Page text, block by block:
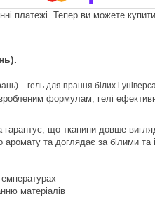
платежі. Тепер ви можете
– гель для прання білих і
формулам, гелі
гарантує, що тканини довше
та доглядає за білими та
матеріалів